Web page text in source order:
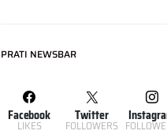
PRATI NEWSBAR
Facebook
LIKES
Twitter
FOLLOWERS